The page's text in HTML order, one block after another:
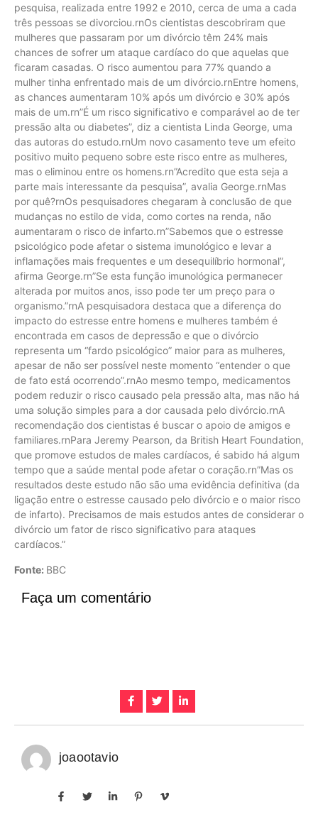
pesquisa, realizada entre 1992 e 2010, cerca de uma a cada
três pessoas se divorciou.rnOs cientistas descobriram que
mulheres que passaram por um divórcio têm 24% mais
chances de sofrer um ataque cardíaco do que aquelas que
ficaram casadas. O risco aumentou para 77% quando a
mulher tinha enfrentado mais de um divórcio.rnEntre homens,
as chances aumentaram 10% após um divórcio e 30% após
mais de um.rn”É um risco significativo e comparável ao de ter
pressão alta ou diabetes”, diz a cientista Linda George, uma
das autoras do estudo.rnUm novo casamento teve um efeito
positivo muito pequeno sobre este risco entre as mulheres,
mas o eliminou entre os homens.rn”Acredito que esta seja a
parte mais interessante da pesquisa”, avalia George.rnMas
por quê?rnOs pesquisadores chegaram à conclusão de que
mudanças no estilo de vida, como cortes na renda, não
aumentaram o risco de infarto.rn”Sabemos que o estresse
psicológico pode afetar o sistema imunológico e levar a
inflamações mais frequentes e um desequilíbrio hormonal”,
afirma George.rn”Se esta função imunológica permanecer
alterada por muitos anos, isso pode ter um preço para o
organismo.”rnA pesquisadora destaca que a diferença do
impacto do estresse entre homens e mulheres também é
encontrada em casos de depressão e que o divórcio
representa um “fardo psicológico” maior para as mulheres,
apesar de não ser possível neste momento “entender o que
de fato está ocorrendo”.rnAo mesmo tempo, medicamentos
podem reduzir o risco causado pela pressão alta, mas não há
uma solução simples para a dor causada pelo divórcio.rnA
recomendação dos cientistas é buscar o apoio de amigos e
familiares.rnPara Jeremy Pearson, da British Heart Foundation,
que promove estudos de males cardíacos, é sabido há algum
tempo que a saúde mental pode afetar o coração.rn”Mas os
resultados deste estudo não são uma evidência definitiva (da
ligação entre o estresse causado pelo divórcio e o maior risco
de infarto). Precisamos de mais estudos antes de considerar o
divórcio um fator de risco significativo para ataques
cardíacos.”
Fonte: BBC
Faça um comentário
joaootavio